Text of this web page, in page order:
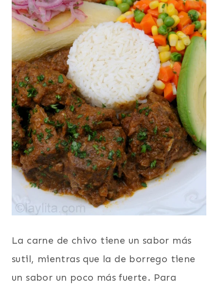
La carne de chivo tiene un sabor más
sutil, mientras que la de borrego tiene
un sabor un poco más fuerte. Para